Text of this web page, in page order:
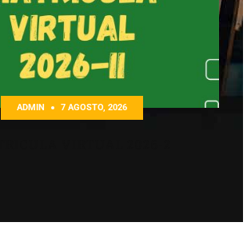
ADMIN 7 AGOSTO, 2026